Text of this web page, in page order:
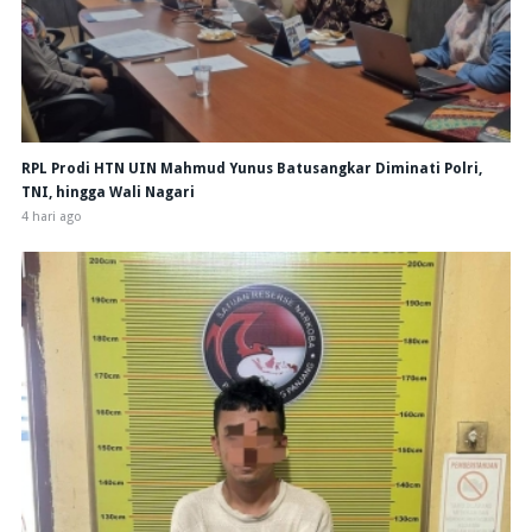
RPL Prodi HTN UIN Mahmud Yunus Batusangkar Diminati Polri,
TNI, hingga Wali Nagari
4 hari ago